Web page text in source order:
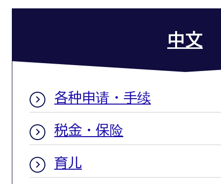
中文
各种申请・手续
税金・保险
育儿